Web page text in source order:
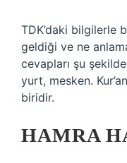
TDK’daki bilgilerle
geldiği ve ne
cevapları şu
yurt, mesken.
biridir.
HAMRA